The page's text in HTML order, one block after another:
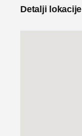
Detalji lokacije